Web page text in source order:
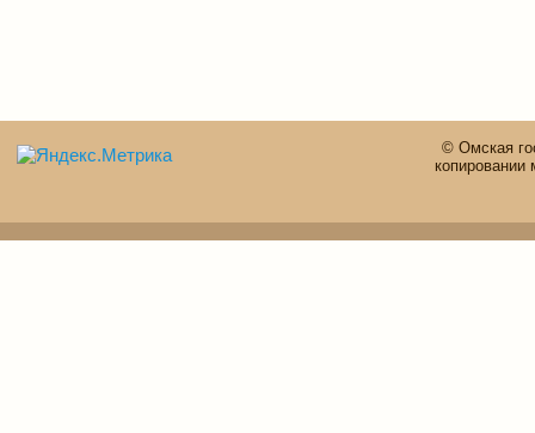
© Омская
копировании